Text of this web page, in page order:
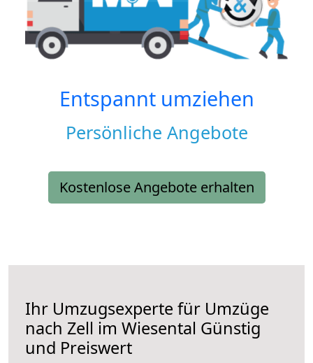
Entspannt umziehen
Persönliche Angebote
Kostenlose Angebote erhalten
Ihr Umzugsexperte für Umzüge
nach Zell im Wiesental Günstig
und Preiswert